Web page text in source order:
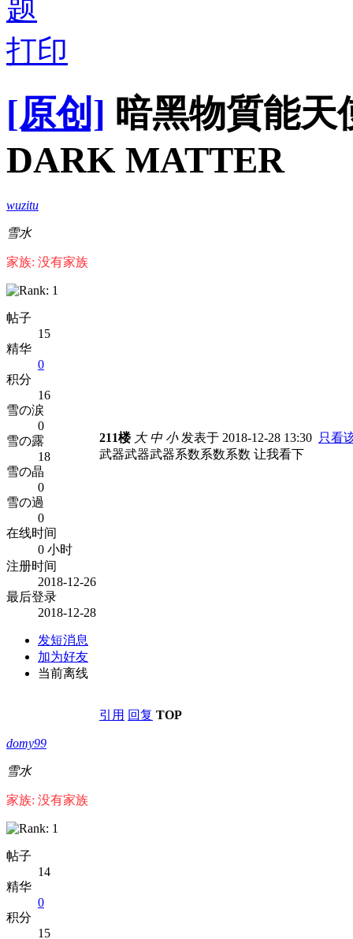
打印
[原创] 暗黑物質能
DARK MATTER
wuzitu
雪水
家族: 没有家族
帖子
15
精华
0
积分
16
雪の涙
0
雪の露
18
雪の晶
0
雪の過
0
在线时间
0 小时
注册时间
2018-12-26
最后登录
2018-12-28
发短消息
加为好友
当前离线
211楼 大 中 小发表于 2018-12-28 13:30 只看
武器武器武器系数系数系数 让我看下
引用 回复 TOP
domy99
雪水
家族: 没有家族
帖子
14
精华
0
积分
15